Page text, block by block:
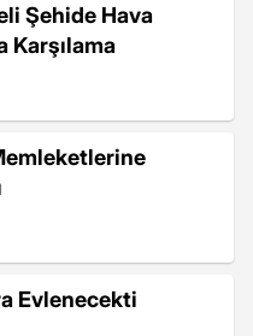
Şehide Hava
Karşılama
Evlenecekti